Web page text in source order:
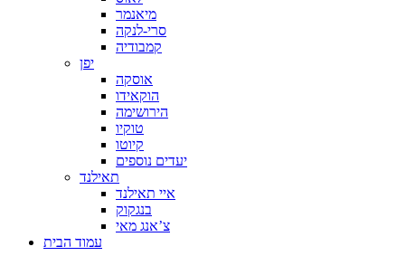
מיאנמר
סרי-לנקה
קמבודיה
יפן
אוסקה
הוקאידו
הירושימה
טוקיו
קיוטו
יעדים נוספים
תאילנד
איי תאילנד
בנגקוק
צ’אנג מאי
עמוד הבית